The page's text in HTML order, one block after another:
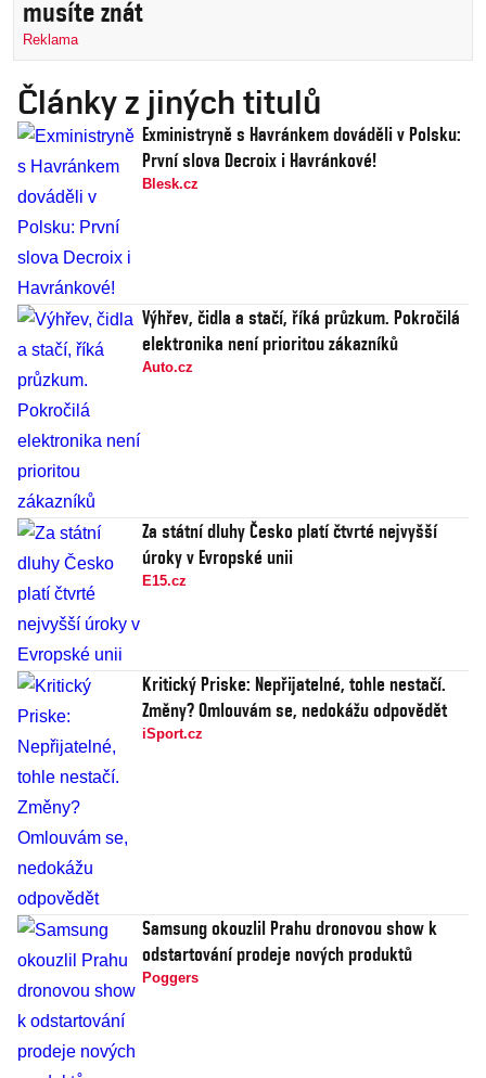
musíte znát
Reklama
Články z jiných titulů
Exministryně s Havránkem dováděli v Polsku:
První slova Decroix i Havránkové!
Blesk.cz
Výhřev, čidla a stačí, říká průzkum. Pokročilá
elektronika není prioritou zákazníků
Auto.cz
Za státní dluhy Česko platí čtvrté nejvyšší
úroky v Evropské unii
E15.cz
Kritický Priske: Nepřijatelné, tohle nestačí.
Změny? Omlouvám se, nedokážu odpovědět
iSport.cz
Samsung okouzlil Prahu dronovou show k
odstartování prodeje nových produktů
Poggers